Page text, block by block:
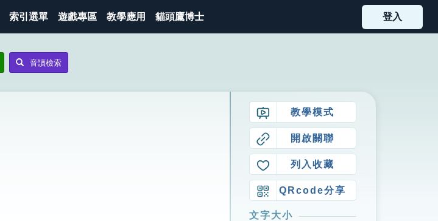
索引選單 遊戲專區 教學應用 貓頭鷹博士 登入
音讀檢索
教學模式
開啟關聯
列入收藏
QRcode分享
文字大小